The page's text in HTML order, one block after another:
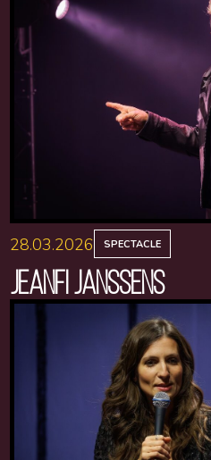
28.03.2026 SPECTACLE
JEANFI JANSSENS